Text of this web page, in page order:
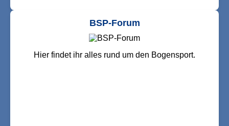
BSP-Forum
Hier findet ihr alles rund um den Bogensport.